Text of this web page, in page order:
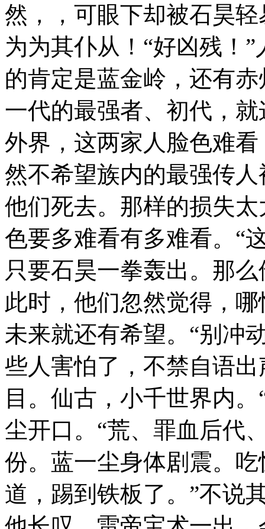
然，，可眼下却被石昊
为为其仆从！“好凶残！
的肯定是蓝金岭，还有
一代的最强者、初代，
外界，这两家人脸色难
然不希望族内的最强传
他们死去。那样的损失
色要多难看有多难看。“
只要石昊一拳轰出。那
此时，他们忽然觉得，
未来就还有希望。“别冲
些人害怕了，不禁自语
目。仙古，小千世界内
尘开口。“荒、罪血后代
份。蓝一尘身体剧震。
道，踢到铁板了。”不说